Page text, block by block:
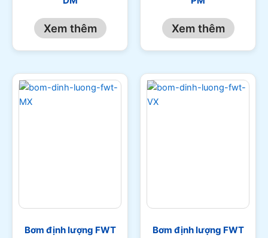
Xem thêm Xem thêm
Bơm định lượng FWT
Bơm định lượng FWT